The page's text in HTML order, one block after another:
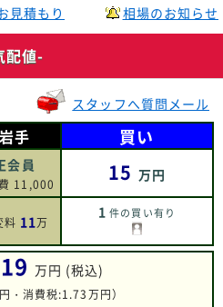
見積もり 相場のお知らせ
配値-
スタッフへ質問メール
岩手
会員
11,000
料 11万
買い
15 万円
1 件の買い有り
19 万円 (税込)
・消費税:1.73万円）